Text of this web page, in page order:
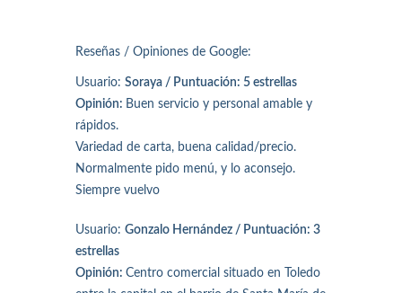
Reseñas / Opiniones de Google:
Usuario: Soraya / Puntuación: 5 estrellas
Opinión: Buen servicio y personal amable y
rápidos.
Variedad de carta, buena calidad/precio.
Normalmente pido menú, y lo aconsejo.
Siempre vuelvo
Usuario: Gonzalo Hernández / Puntuación: 3
estrellas
Opinión: Centro comercial situado en Toledo